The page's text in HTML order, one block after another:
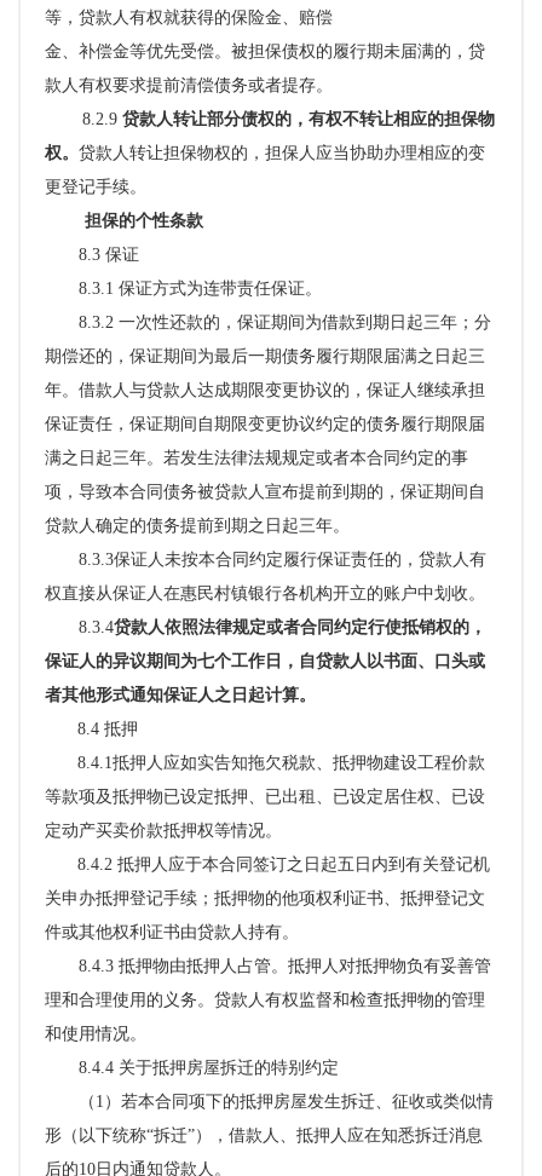
等，贷款人有权就获得的保险金、赔偿
金、补偿金等优先受偿。被担保债权的履行期未届满的，贷
款人有权要求提前清偿债务或者提存。
8.2.9 贷款人转让部分债权的，有权不转让相应的担保物
权。 贷款人转让担保物权的， 担保人应当协助办理相应的变
更登记手续。
担保的个性条款
8.3 保证
8.3.1 保证方式为连带责任保证。
8.3.2 一次性还款的，保证期间为借款到期日起三年；分
期偿还的，保证期间为最后一期债务履行期限届满之日起三
年。 借款人与贷款人达成期限变更协议的，保证人继续承担
保证责任，保证期间自期限变更协议约定的债务履行期限届
满之日起三年。 若发生法律法规规定或者本合同约定的事
项，导致本合同债务被贷款人宣布提前到期的，保证期间自
贷款人确定的债务提前到期之日起三年。
8.3.3保证人未按本合同约定履行保证责任的，贷款人有
权直接从保证人在惠民村镇银行各机构开立的账户中划收。
8.3.4贷款人依照法律规定或者合同约定行使抵销权的，
保证人的异议期间为七个工作日，自贷款人以书面、口头或
者其他形式通知保证人之日起计算。
8.4 抵押
8.4.1抵押人应如实告知拖欠税款、抵押物建设工程价款
等款项及抵押物已设定抵押、已出租、已设定居住权、已设
定动产买卖价款抵押权等情况。
8.4.2 抵押人应于本合同签订之日起五日内到有关登记机
关申办抵押登记手续；抵押物的他项权利证书、抵押登记文
件或其他权利证书由贷款人持有。
8.4.3 抵押物由抵押人占管。 抵押人对抵押物负有妥善管
理和合理使用的义务。贷款人有权监督和检查抵押物的管理
和使用情况。
8.4.4 关于抵押房屋拆迁的特别约定
（ 1）若本合同项下的抵押房屋发生拆迁、征收或类似情
形（以下统称“拆迁”），借款人、抵押人应在知悉拆迁消息
后的10日内通知贷款人。